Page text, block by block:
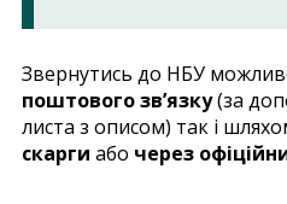
Звернутись до НБУ
поштового зв’язку(за
листа з описом) так і
скарги або через